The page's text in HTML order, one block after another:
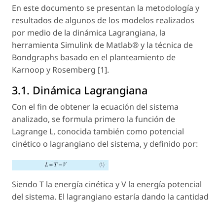
En este documento se presentan la metodología y
resultados de algunos de los modelos realizados
por medio de la dinámica Lagrangiana, la
herramienta Simulink de Matlab® y la técnica de
Bondgraphs basado en el planteamiento de
Karnoop y Rosemberg [1].
3.1. Dinámica Lagrangiana
Con el fin de obtener la ecuación del sistema
analizado, se formula primero la función de
Lagrange L, conocida también como potencial
cinético o lagrangiano del sistema, y definido por:
Siendo T la energía cinética y V la energía potencial
del sistema. El lagrangiano estaría dando la cantidad